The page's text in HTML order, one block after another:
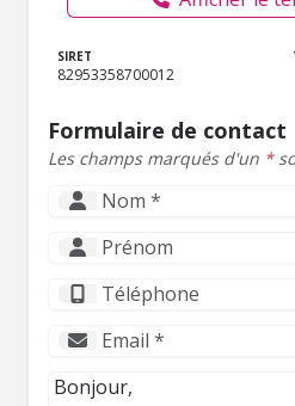
SIRET
82953358700012
Formulaire de contact
Les champs marqués d'un *